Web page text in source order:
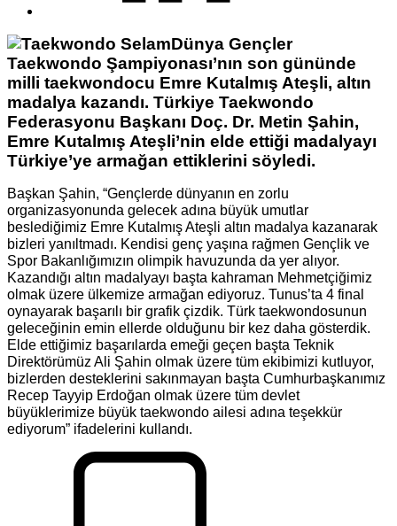
Dünya Gençler
Taekwondo Şampiyonası’nın son gününde
milli taekwondocu Emre Kutalmış Ateşli, altın
madalya kazandı. Türkiye Taekwondo
Federasyonu Başkanı Doç. Dr. Metin Şahin,
Emre Kutalmış Ateşli’nin elde ettiği madalyayı
Türkiye’ye armağan ettiklerini söyledi.
Başkan Şahin, “Gençlerde dünyanın en zorlu
organizasyonunda gelecek adına büyük umutlar
beslediğimiz Emre Kutalmış Ateşli altın madalya kazanarak
bizleri yanıltmadı. Kendisi genç yaşına rağmen Gençlik ve
Spor Bakanlığımızın olimpik havuzunda da yer alıyor.
Kazandığı altın madalyayı başta kahraman Mehmetçiğimiz
olmak üzere ülkemize armağan ediyoruz. Tunus’ta 4 final
oynayarak başarılı bir grafik çizdik. Türk taekwondosunun
geleceğinin emin ellerde olduğunu bir kez daha gösterdik.
Elde ettiğimiz başarılarda emeği geçen başta Teknik
Direktörümüz Ali Şahin olmak üzere tüm ekibimizi kutluyor,
bizlerden desteklerini sakınmayan başta Cumhurbaşkanımız
Recep Tayyip Erdoğan olmak üzere tüm devlet
büyüklerimize büyük taekwondo ailesi adına teşekkür
ediyorum” ifadelerini kullandı.